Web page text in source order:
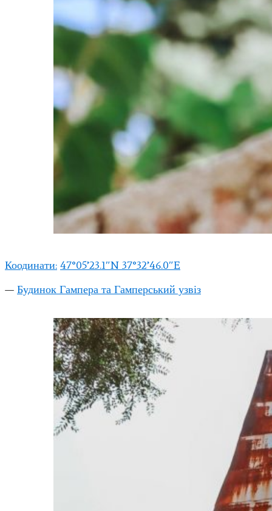
Коодинати: 47°05’23.1″N 37°32’46.0″E
— Будинок Гампера та Гамперський узвіз